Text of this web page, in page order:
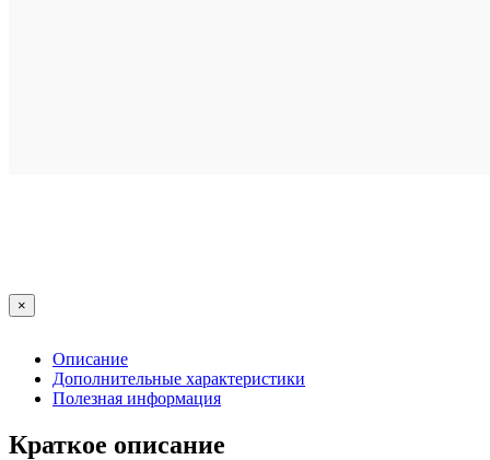
×
Описание
Дополнительные характеристики
Полезная информация
Краткое описание